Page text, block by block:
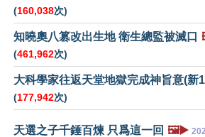
(160,038次)
知曉奧八篡改出生地 衛生總監被滅口
(461,962次)
大科學家往返天堂地獄完成神旨意(新
(177,942次)
天選之子千錘百煉 只爲這一回 🖼️▶️